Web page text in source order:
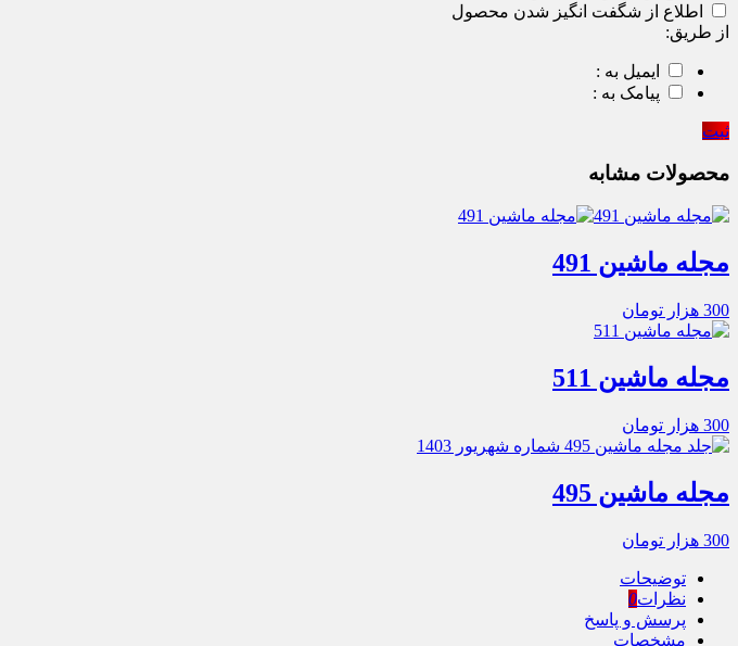
اطلاع از شگفت انگیز شدن محصول
از طریق:
ایمیل به :
پیامک به :
ثبت
محصولات مشابه
مجله ماشین 491
300 هزار تومان
مجله ماشین 511
300 هزار تومان
مجله ماشین 495
300 هزار تومان
توضیحات
نظرات0
پرسش و پاسخ
مشخصات